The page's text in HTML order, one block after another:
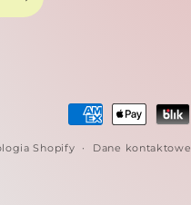
Metody
Shopify Dane kontaktowe